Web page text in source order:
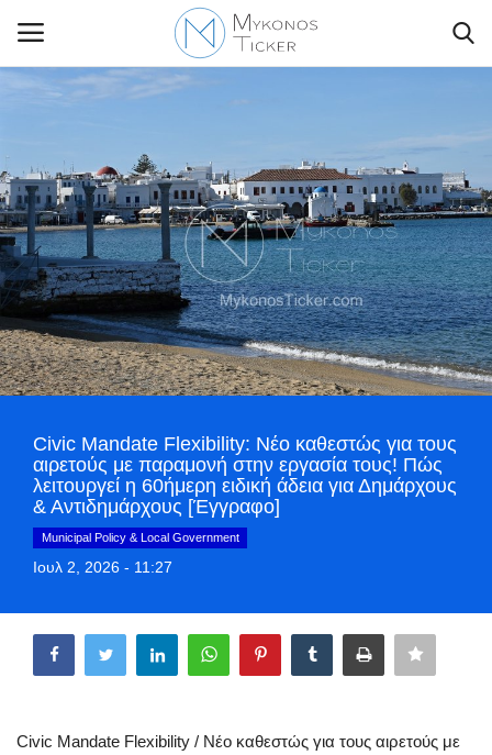
Contact Us
Politique
Business
Travel
World
Style Adorés
Greece
Entertainment
Mykonos
Mykonos Ticker TV
Civic Mandate Flexibility: Νέο καθεστώς για τους
αιρετούς με παραμονή στην εργασία τους! Πώς
λειτουργεί η 60ήμερη ειδική άδεια για Δημάρχους
& Αντιδημάρχους [Έγγραφο]
Municipal Policy & Local Government
Ιουλ 2, 2026 - 11:27
Civic Mandate Flexibility / Νέο καθεστώς για τους αιρετούς με